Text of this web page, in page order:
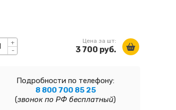
+
-
Цена за шт:
3 700 руб.
Подробности по телефону:
8 800 700 85 25
(звонок по РФ бесплатный)